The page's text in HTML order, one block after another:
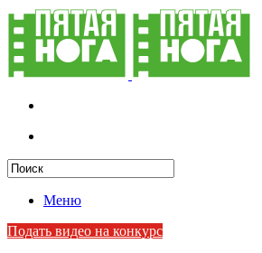
Меню
Подать видео на конкурс